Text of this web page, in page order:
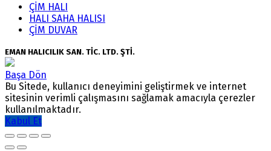
ÇİM HALI
HALI SAHA HALISI
ÇİM DUVAR
EMAN HALICILIK SAN. TİC. LTD. ŞTİ.
Başa Dön
Bu Sitede, kullanıcı deneyimini geliştirmek ve internet
sitesinin verimli çalışmasını sağlamak amacıyla çerezler
kullanılmaktadır.
Kabul Et